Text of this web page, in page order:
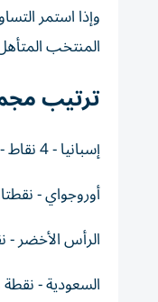
وإذا استمر
المنتخب
ترتيب
إسبانيا - 4 نقاط - مباراتان - سجل 4 أهداف - لم يستقبل أهدافاً
أوروجواي - نقطتان -
الرأس الأخضر
السعودية - نقطة